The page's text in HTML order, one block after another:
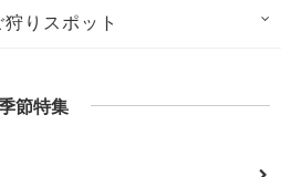
りスポット
節特集